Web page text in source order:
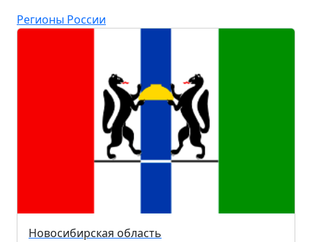
Регионы России
Новосибирская область